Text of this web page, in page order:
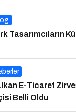
Tasarımcıların
E-Ticaret
Belli Oldu